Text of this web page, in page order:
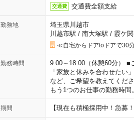
交通費 交通費全額支給
勤務地
埼玉県川越市
川越市駅 / 南大塚駅 / 霞ケ
≪自宅からドアtoドアで30
勤務時間
9:00～18:00（休憩60分） ■
「家族と休みを合わせたい
など、ご希望を教えてくだ
もう1つのお仕事の勤務時間
期間 【現在も積極採用中！急